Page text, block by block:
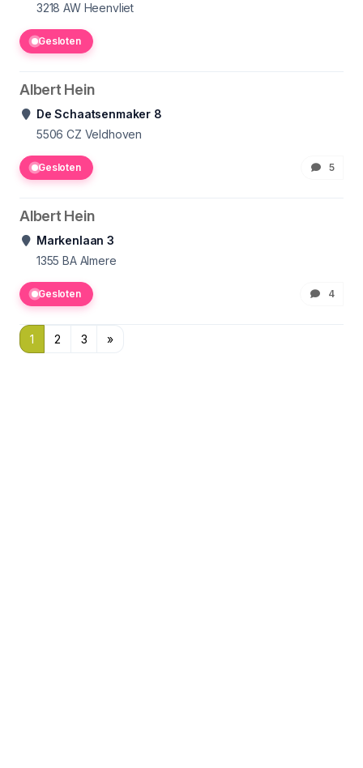
3218 AW Heenvliet
Gesloten
Albert Hein
De Schaatsenmaker 8
5506 CZ Veldhoven
Gesloten 5
Albert Hein
Markenlaan 3
1355 BA Almere
Gesloten 4
1 2 3 »